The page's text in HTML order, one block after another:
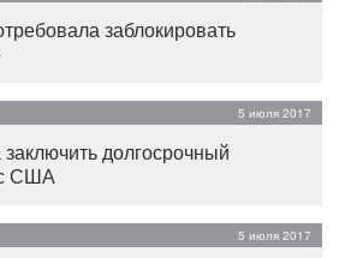
заблокировать
5 июля 2017
долгосрочный
с США
5 июля 2017